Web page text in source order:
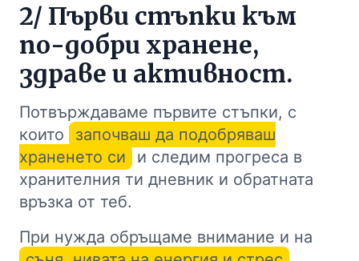
2/ Първи стъпки към
по-добри хранене,
здраве и активност.
Потвърждаваме първите стъпки, с
които
започваш да подобряваш
храненето си
и следим прогреса в
хранителния ти дневник и обратната
връзка от теб.
При нужда обръщаме внимание и на